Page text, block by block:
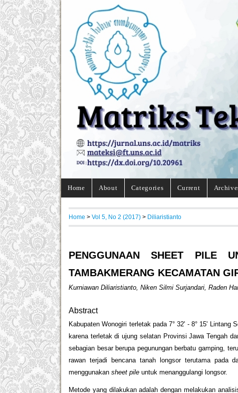
Home About Categories Current
Home > Vol 5, No 2 (2017) > Diliaristianto
PENGGUNAAN SHEET PILE
TAMBAKMERANG KECAMATAN
Kurniawan Diliaristianto, Niken Silmi Surjandari, Raden
Abstract
Kabupaten Wonogiri terletak pada 7° 32' - 8° 15' Lintang
karena terletak di ujung selatan Provinsi Jawa Tengah
sebagian besar berupa pegunungan berbatu gamping,
rawan terjadi bencana tanah longsor terutama pada
menggunakan sheet pile untuk menanggulangi longsor.
Metode yang dilakukan adalah dengan melakukan